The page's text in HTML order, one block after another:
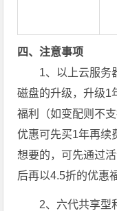
四、注意事项
1、以上云服务
磁盘的升级，升级1
福利（如变配则不
优惠可先买1年再续
想要的，可先通过
后再以4.5折的优惠
2、六代共享型